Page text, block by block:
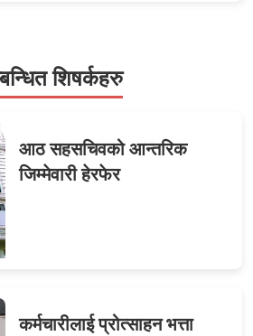
भएका
लोकसेवा
शिषर्कहरु
आठ सहसचिवको आन्तरिक
जिम्मेवारी हेरफेर
कर्मचारीलाई प्रोत्साहन भत्ता